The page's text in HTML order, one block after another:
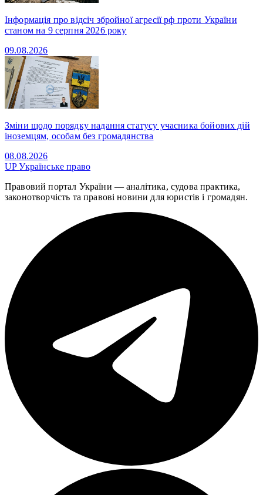
Інформація про відсіч збройної агресії рф проти України
станом на 9 серпня 2026 року
09.08.2026
Зміни щодо порядку надання статусу учасника бойових дій
іноземцям, особам без громадянства
08.08.2026
UPУкраїнське право
Правовий портал України — аналітика, судова практика,
законотворчість та правові новини для юристів і громадян.